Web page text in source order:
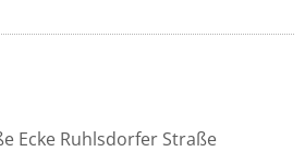
Ecke Ruhlsdorfer Straße